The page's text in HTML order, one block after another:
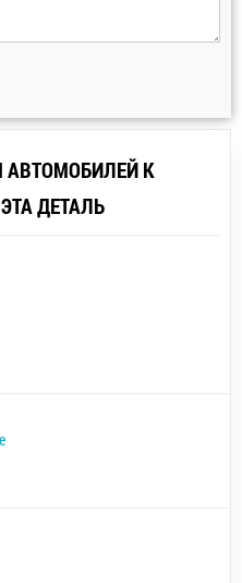
АВТОМОБИЛЕЙ К
ДЕТАЛЬ